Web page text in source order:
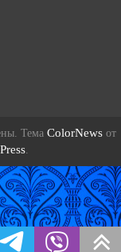
Тема ColorNews от